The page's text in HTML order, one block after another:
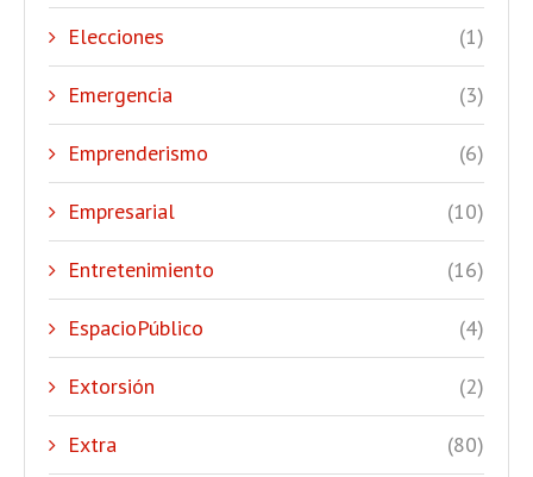
Elecciones (1)
Emergencia (3)
Emprenderismo (6)
Empresarial (10)
Entretenimiento (16)
EspacioPúblico (4)
Extorsión (2)
Extra (80)